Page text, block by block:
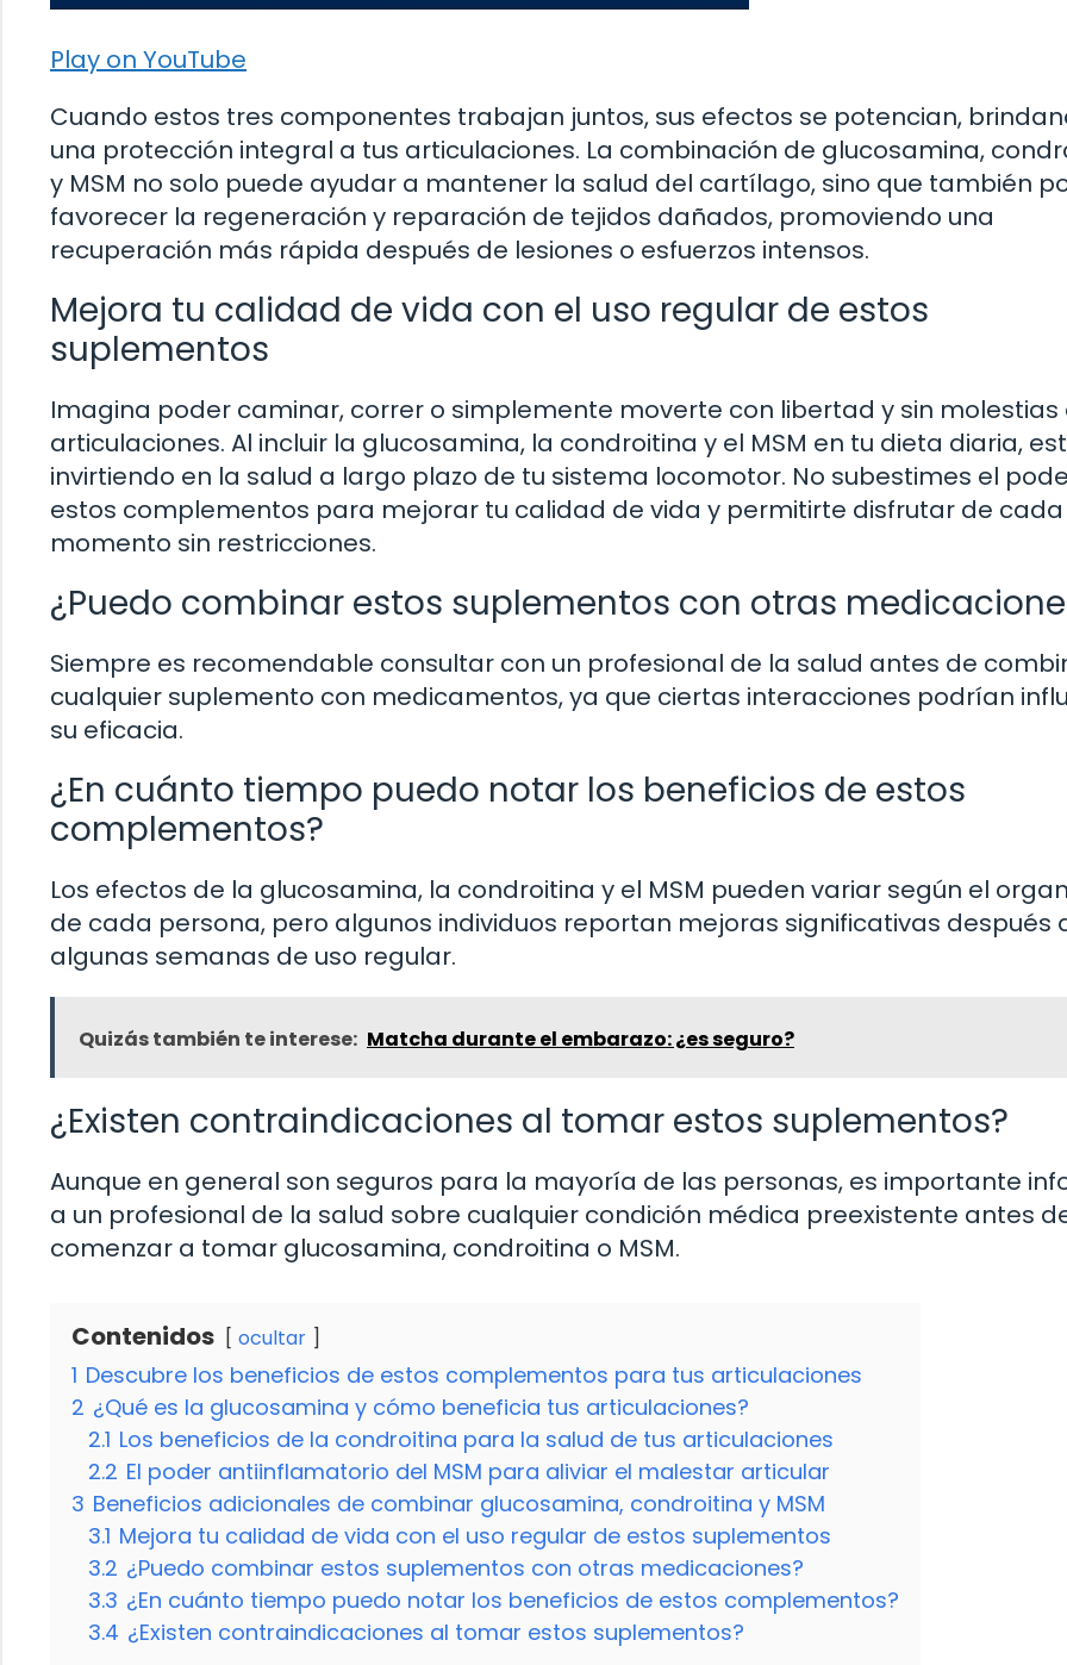
Play on YouTube
Cuando estos tres componentes trabajan juntos, sus efectos se potencian,
una protección integral a tus articulaciones. La combinación de glucosamina,
y MSM no solo puede ayudar a mantener la salud del cartílago, sino que también
favorecer la regeneración y reparación de tejidos dañados, promoviendo una
recuperación más rápida después de lesiones o esfuerzos intensos.
Mejora tu calidad de vida con el uso regular de estos
suplementos
Imagina poder caminar, correr o simplemente moverte con libertad y sin molestias
articulaciones. Al incluir la glucosamina, la condroitina y el MSM en tu dieta diaria,
invirtiendo en la salud a largo plazo de tu sistema locomotor. No subestimes el
estos complementos para mejorar tu calidad de vida y permitirte disfrutar de cada
momento sin restricciones.
¿Puedo combinar estos suplementos con otras
Siempre es recomendable consultar con un profesional de la salud antes de
cualquier suplemento con medicamentos, ya que ciertas interacciones podrían
su eficacia.
¿En cuánto tiempo puedo notar los beneficios de estos
complementos?
Los efectos de la glucosamina, la condroitina y el MSM pueden variar según el
de cada persona, pero algunos individuos reportan mejoras significativas después
algunas semanas de uso regular.
Quizás también te interese: Matcha durante el embarazo: ¿es seguro?
¿Existen contraindicaciones al tomar estos suplementos?
Aunque en general son seguros para la mayoría de las personas, es importante
a un profesional de la salud sobre cualquier condición médica preexistente antes
comenzar a tomar glucosamina, condroitina o MSM.
Contenidos ocultar
1 Descubre los beneficios de estos complementos para tus articulaciones
2 ¿Qué es la glucosamina y cómo beneficia tus articulaciones?
2.1 Los beneficios de la condroitina para la salud de tus articulaciones
2.2 El poder antiinflamatorio del MSM para aliviar el malestar articular
3 Beneficios adicionales de combinar glucosamina, condroitina y MSM
3.1 Mejora tu calidad de vida con el uso regular de estos suplementos
3.2 ¿Puedo combinar estos suplementos con otras medicaciones?
3.3 ¿En cuánto tiempo puedo notar los beneficios de estos complementos?
3.4 ¿Existen contraindicaciones al tomar estos suplementos?